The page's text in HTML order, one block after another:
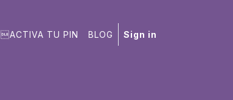
ACTIVA TU PIN BLOG Sign in